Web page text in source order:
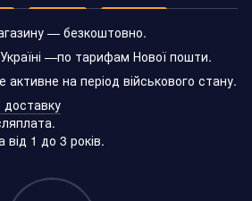
— безкоштовно.
—по тарифам Нової пошти.
на період військового стану.
доставку
від 1 до 3 років.